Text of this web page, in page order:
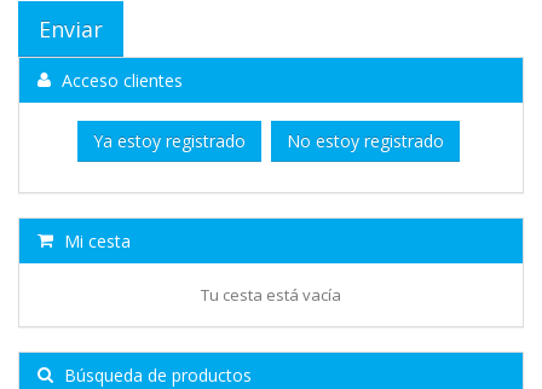
Acceso clientes
Ya estoy registrado No estoy registrado
Mi cesta
Tu cesta está vacía
Búsqueda de productos